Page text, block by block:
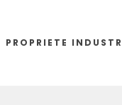
PROPRIETE